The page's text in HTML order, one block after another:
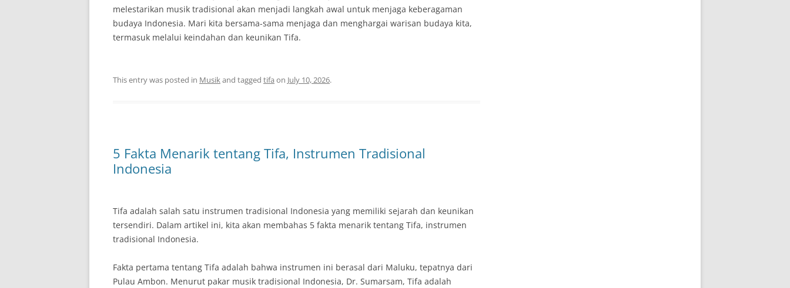
melestarikan musik tradisional akan menjadi langkah awal untuk menjaga keberagaman
budaya Indonesia. Mari kita bersama-sama menjaga dan menghargai warisan budaya kita,
termasuk melalui keindahan dan keunikan Tifa.
This entry was posted in Musikand tagged tifa on July 10, 2026.
5 Fakta Menarik tentang Tifa, Instrumen Tradisional
Indonesia
Tifa adalah salah satu instrumen tradisional Indonesia yang memiliki sejarah dan keunikan
tersendiri. Dalam artikel ini, kita akan membahas 5 fakta menarik tentang Tifa, instrumen
tradisional Indonesia.
Fakta pertama tentang Tifa adalah bahwa instrumen ini berasal dari Maluku, tepatnya dari
Pulau Ambon. Menurut pakar musik tradisional Indonesia, Dr. Sumarsam, Tifa adalah